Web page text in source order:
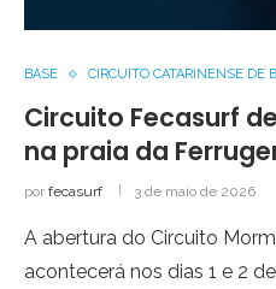
BASE CIRCUITO CATARINENSE DE
Circuito Fecasurf
na praia da
por fecasurf 3 de maio de 2026
A abertura do Circuito
acontecerá nos dias 1 e 2